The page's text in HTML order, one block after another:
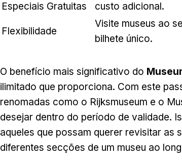
Especiais Gratuitas
custo adicional.
Flexibilidade
Visite museus ao
bilhete único.
O benefício mais significativo do
ilimitado que proporciona. Com este
renomadas como o Rijksmuseum e o
desejar dentro do período de validade.
aqueles que possam querer revisitar
diferentes secções de um museu ao